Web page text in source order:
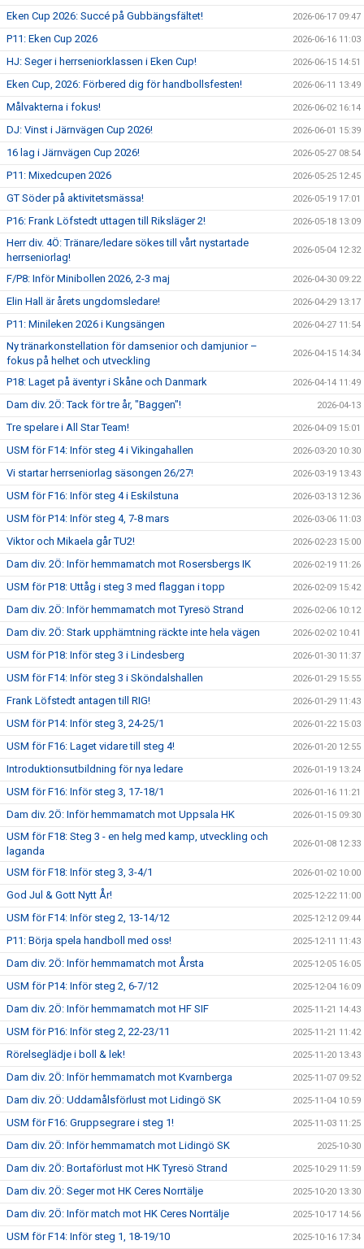
Eken Cup 2026: Succé på Gubbängsfältet! 2026-06-17 09:47
P11: Eken Cup 2026 2026-06-16 11:03
HJ: Seger i herrseniorklassen i Eken Cup! 2026-06-15 14:51
Eken Cup, 2026: Förbered dig för handbollsfesten! 2026-06-11 13:49
Målvakterna i fokus! 2026-06-02 16:14
DJ: Vinst i Järnvägen Cup 2026! 2026-06-01 15:39
16 lag i Järnvägen Cup 2026! 2026-05-27 08:54
P11: Mixedcupen 2026 2026-05-25 12:45
GT Söder på aktivitetsmässa! 2026-05-19 17:01
P16: Frank Löfstedt uttagen till Riksläger 2! 2026-05-18 13:09
Herr div. 4Ö: Tränare/ledare sökes till vårt nystartade
herrseniorlag!
2026-05-04 12:32
F/P8: Inför Minibollen 2026, 2-3 maj 2026-04-30 09:22
Elin Hall är årets ungdomsledare! 2026-04-29 13:17
P11: Minileken 2026 i Kungsängen 2026-04-27 11:54
Ny tränarkonstellation för damsenior och damjunior –
fokus på helhet och utveckling
2026-04-15 14:34
P18: Laget på äventyr i Skåne och Danmark 2026-04-14 11:49
Dam div. 2Ö: Tack för tre år, "Baggen"! 2026-04-13
Tre spelare i All Star Team! 2026-04-09 15:01
USM för F14: Inför steg 4 i Vikingahallen 2026-03-20 10:30
Vi startar herrseniorlag säsongen 26/27! 2026-03-19 13:43
USM för F16: Inför steg 4 i Eskilstuna 2026-03-13 12:36
USM för P14: Inför steg 4, 7-8 mars 2026-03-06 11:03
Viktor och Mikaela går TU2! 2026-02-23 15:00
Dam div. 2Ö: Inför hemmamatch mot Rosersbergs IK 2026-02-19 11:26
USM för P18: Uttåg i steg 3 med flaggan i topp 2026-02-09 15:42
Dam div. 2Ö: Inför hemmamatch mot Tyresö Strand 2026-02-06 10:12
Dam div. 2Ö: Stark upphämtning räckte inte hela vägen 2026-02-02 10:41
USM för P18: Inför steg 3 i Lindesberg 2026-01-30 11:37
USM för F14: Inför steg 3 i Sköndalshallen 2026-01-29 15:55
Frank Löfstedt antagen till RIG! 2026-01-29 11:43
USM för P14: Inför steg 3, 24-25/1 2026-01-22 15:03
USM för F16: Laget vidare till steg 4! 2026-01-20 12:55
Introduktionsutbildning för nya ledare 2026-01-19 13:24
USM för F16: Inför steg 3, 17-18/1 2026-01-16 11:21
Dam div. 2Ö: Inför hemmamatch mot Uppsala HK 2026-01-15 09:30
USM för F18: Steg 3 - en helg med kamp, utveckling och
laganda
2026-01-08 12:33
USM för F18: Inför steg 3, 3-4/1 2026-01-02 10:00
God Jul & Gott Nytt År! 2025-12-22 11:00
USM för F14: Inför steg 2, 13-14/12 2025-12-12 09:44
P11: Börja spela handboll med oss! 2025-12-11 11:43
Dam div. 2Ö: Inför hemmamatch mot Årsta 2025-12-05 16:05
USM för P14: Inför steg 2, 6-7/12 2025-12-04 16:09
Dam div. 2Ö: Inför hemmamatch mot HF SIF 2025-11-21 14:43
USM för P16: Inför steg 2, 22-23/11 2025-11-21 11:42
Rörelseglädje i boll & lek! 2025-11-20 13:43
Dam div. 2Ö: Inför hemmamatch mot Kvarnberga 2025-11-07 09:52
Dam div. 2Ö: Uddamålsförlust mot Lidingö SK 2025-11-04 10:59
USM för F16: Gruppsegrare i steg 1! 2025-11-03 11:25
Dam div. 2Ö: Inför hemmamatch mot Lidingö SK 2025-10-30
Dam div. 2Ö: Bortaförlust mot HK Tyresö Strand 2025-10-29 11:59
Dam div. 2Ö: Seger mot HK Ceres Norrtälje 2025-10-20 13:30
Dam div. 2Ö: Inför match mot HK Ceres Norrtälje 2025-10-17 14:56
USM för F14: Inför steg 1, 18-19/10 2025-10-16 17:34